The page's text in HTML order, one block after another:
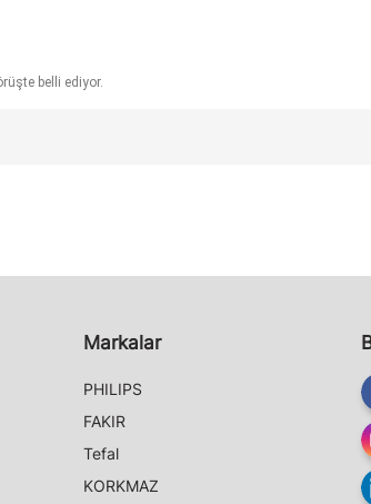
belli ediyor.
Markalar
PHILIPS
FAKIR
Tefal
KORKMAZ